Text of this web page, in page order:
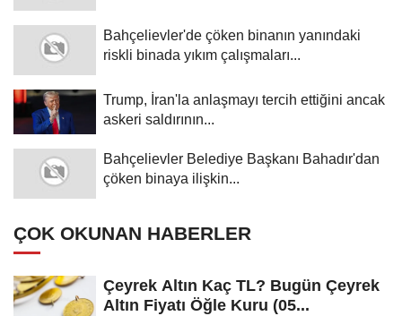
Bahçelievler'de çöken binanın yanındaki
riskli binada yıkım çalışmaları...
Trump, İran'la anlaşmayı tercih ettiğini ancak
askeri saldırının...
Bahçelievler Belediye Başkanı Bahadır'dan
çöken binaya ilişkin...
ÇOK OKUNAN HABERLER
Çeyrek Altın Kaç TL? Bugün Çeyrek
Altın Fiyatı Öğle Kuru (05...